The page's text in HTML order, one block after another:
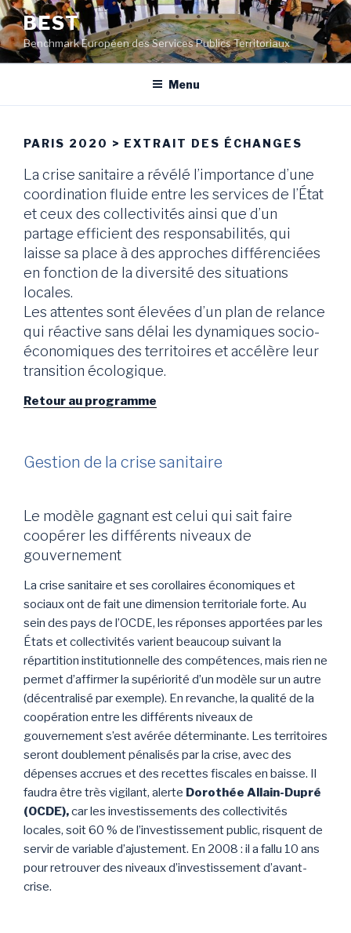
Aller
au
contenu
principal
BEST
Benchmark Européen des Services Publics Territoriaux
Menu
PARIS 2020 > EXTRAIT DES ÉCHANGES
La crise sanitaire a révélé l’importance d’une
coordination fluide entre les services de l’État
et ceux des collectivités ainsi que d’un
partage efficient des responsabilités, qui
laisse sa place à des approches différenciées
en fonction de la diversité des situations
locales.
Les attentes sont élevées d’un plan de relance
qui réactive sans délai les dynamiques socio-
économiques des territoires et accélère leur
transition écologique.
Retour au programme
Gestion de la crise sanitaire
Le modèle gagnant est celui qui sait faire
coopérer les différents niveaux de
gouvernement
La crise sanitaire et ses corollaires économiques et
sociaux ont de fait une dimension territoriale forte. Au
sein des pays de l’OCDE, les réponses apportées par les
États et collectivités varient beaucoup suivant la
répartition institutionnelle des compétences, mais rien ne
permet d’affirmer la supériorité d’un modèle sur un autre
(décentralisé par exemple). En revanche, la qualité de la
coopération entre les différents niveaux de
gouvernement s’est avérée déterminante. Les territoires
seront doublement pénalisés par la crise, avec des
dépenses accrues et des recettes fiscales en baisse. Il
faudra être très vigilant, alerte Dorothée Allain-Dupré
(OCDE),car les investissements des collectivités
locales, soit 60 % de l’investissement public, risquent de
servir de variable d’ajustement. En 2008 : il a fallu 10 ans
pour retrouver des niveaux d’investissement d’avant-
crise.